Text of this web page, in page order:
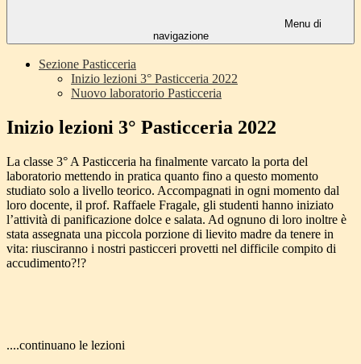
Menu di
navigazione
Sezione Pasticceria
Inizio lezioni 3° Pasticceria 2022
Nuovo laboratorio Pasticceria
Inizio lezioni 3° Pasticceria 2022
La classe 3° A Pasticceria ha finalmente varcato la porta del
laboratorio mettendo in pratica quanto fino a questo momento
studiato solo a livello teorico. Accompagnati in ogni momento dal
loro docente, il prof. Raffaele Fragale, gli studenti hanno iniziato
l’attività di panificazione dolce e salata. Ad ognuno di loro inoltre è
stata assegnata una piccola porzione di lievito madre da tenere in
vita: riusciranno i nostri pasticceri provetti nel difficile compito di
accudimento?!?
....continuano le lezioni